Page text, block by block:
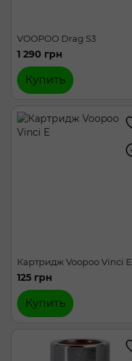
VOOPOO Drag S3
1 290 грн
Купить
Картридж Voopoo Vinci E
125 грн
Купить